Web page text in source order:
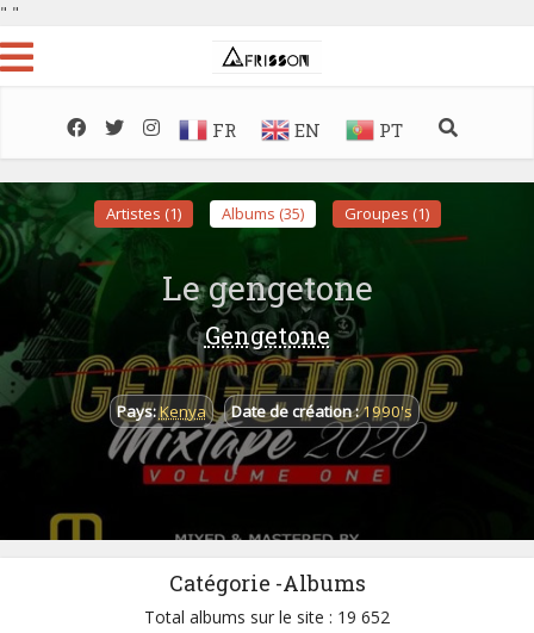
" "
FR EN PT
Artistes (1) Albums (35) Groupes (1)
Le gengetone
Gengetone
Pays:Kenya Date de création :1990's
Catégorie -Albums
Total albums sur le site : 19 652